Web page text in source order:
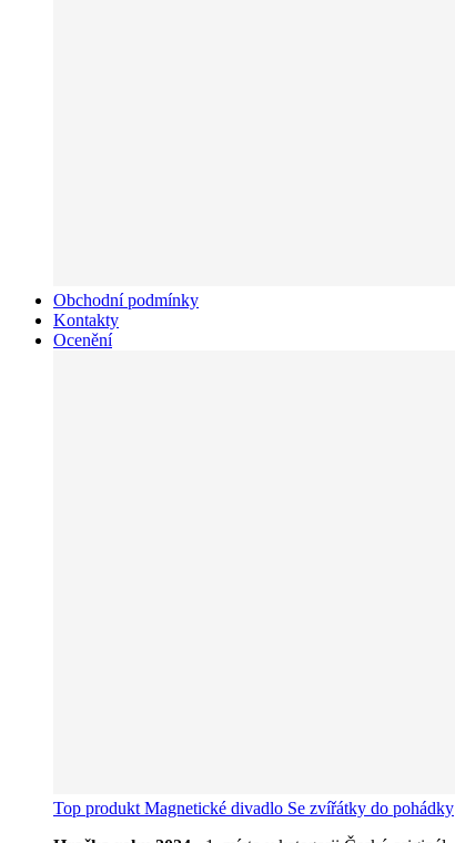
Obchodní podmínky
Kontakty
Ocenění
Top produkt Magnetické divadlo Se zvířátky do pohádky